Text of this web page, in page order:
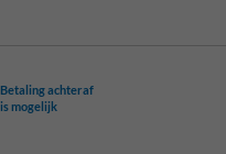
Betaling achteraf
is mogelijk